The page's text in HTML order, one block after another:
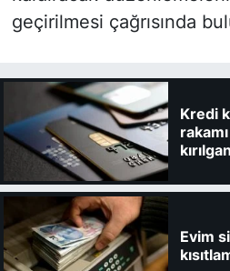
geçirilmesi çağrısında
Kredi
Evim